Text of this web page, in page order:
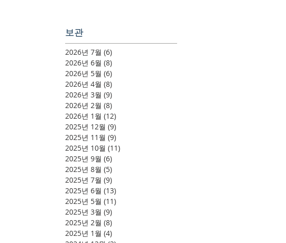
보관
2026년 7월 (6)
2026년 6월 (8)
2026년 5월 (6)
2026년 4월 (8)
2026년 3월 (9)
2026년 2월 (8)
2026년 1월 (12)
2025년 12월 (9)
2025년 11월 (9)
2025년 10월 (11)
2025년 9월 (6)
2025년 8월 (5)
2025년 7월 (9)
2025년 6월 (13)
2025년 5월 (11)
2025년 3월 (9)
2025년 2월 (8)
2025년 1월 (4)